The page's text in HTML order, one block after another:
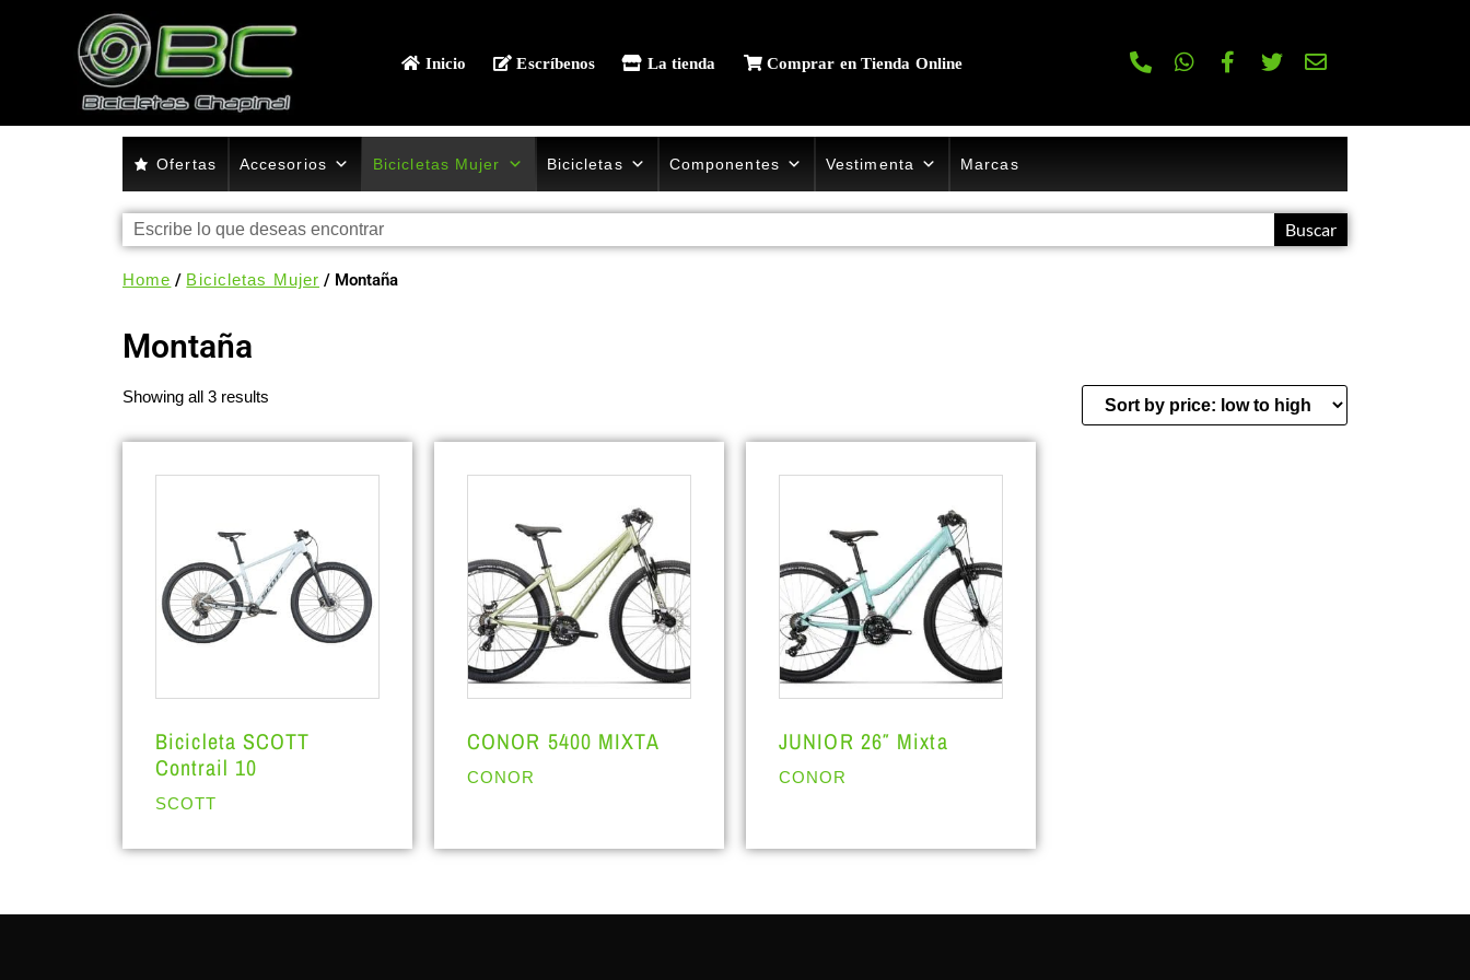
Inicio Escríbenos La tienda Comprar en Tienda Online
Ofertas Accesorios Bicicletas Mujer Bicicletas Componentes Vestimenta Marcas
Buscar
Home / Bicicletas Mujer / Montaña
Montaña
Showing all 3 results
Bicicleta SCOTT
Contrail 10
SCOTT
CONOR 5400 MIXTA
CONOR
JUNIOR 26″ Mixta
CONOR